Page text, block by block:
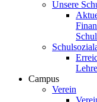
Unsere
Campus
Verein